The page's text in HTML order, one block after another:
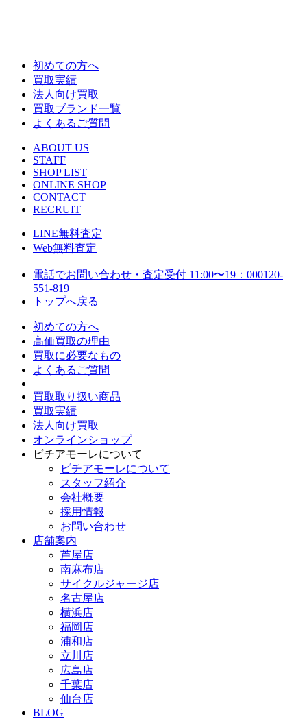
初めての方へ
買取実績
法人向け買取
買取ブランド一覧
よくあるご質問
ABOUT US
STAFF
SHOP LIST
ONLINE SHOP
CONTACT
RECRUIT
LINE無料査定
Web無料査定
電話でお問い合わせ・査定受付 11:00〜19：000120-
551-819
トップへ戻る
初めての方へ
高価買取の理由
買取に必要なもの
よくあるご質問
買取取り扱い商品
買取実績
法人向け買取
オンラインショップ
ビチアモーレについて
ビチアモーレについて
スタッフ紹介
会社概要
採用情報
お問い合わせ
店舗案内
芦屋店
南麻布店
サイクルジャージ店
名古屋店
横浜店
福岡店
浦和店
立川店
広島店
千葉店
仙台店
BLOG